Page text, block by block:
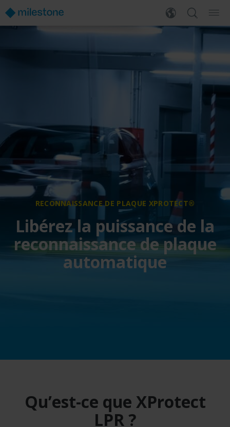
RECONNAISSANCE DE PLAQUE XPROTECT®
Libérez la puissance de la
reconnaissance de plaque
automatique
Qu’est-ce que XProtect
LPR ?